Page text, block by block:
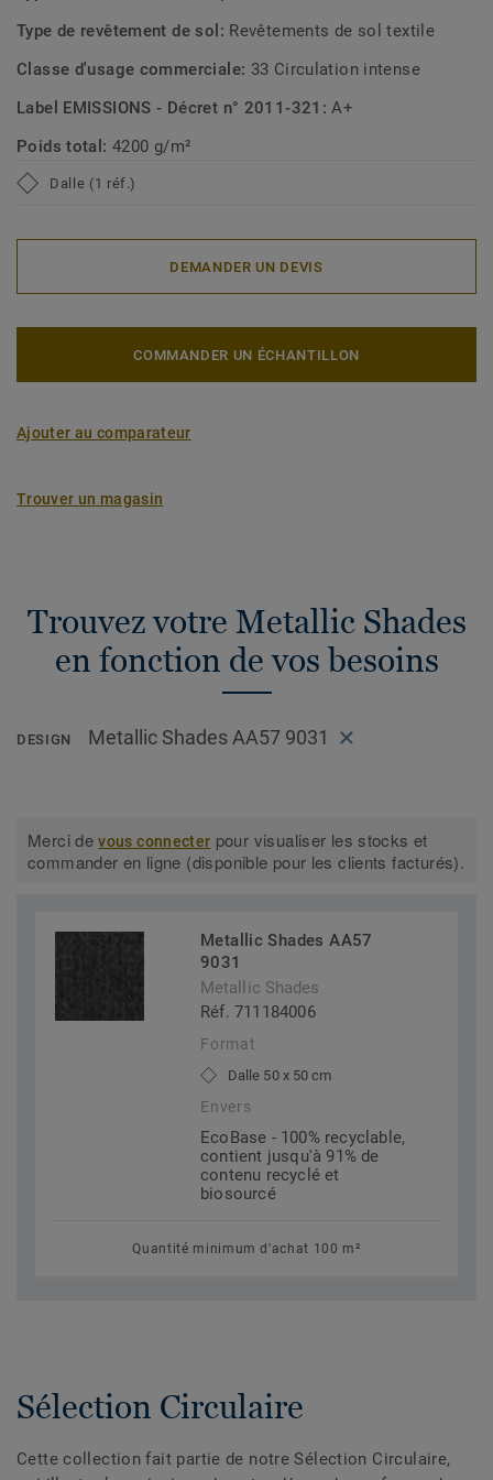
Type de revêtement de sol: Revêtements de sol textile
Classe d'usage commerciale: 33 Circulation intense
Label EMISSIONS - Décret n° 2011-321:A+
Poids total: 4200 g/m²
Dalle (1 réf.)
DEMANDER UN DEVIS
COMMANDER UN ÉCHANTILLON
Ajouter au comparateur
Trouver un magasin
Trouvez votre Metallic Shades
en fonction de vos besoins
DESIGN Metallic Shades AA57 9031
Merci devous connecter pour visualiser les stocks et
commander en ligne (disponible pour les clients facturés).
Metallic Shades AA57
9031
Metallic Shades
Réf. 711184006
Format
Dalle 50 x 50 cm
Envers
EcoBase - 100% recyclable,
contient jusqu'à 91% de
contenu recyclé et
biosourcé
Quantité minimum d'achat 100 m²
Sélection Circulaire
Cette collection fait partie de notre Sélection Circulaire,